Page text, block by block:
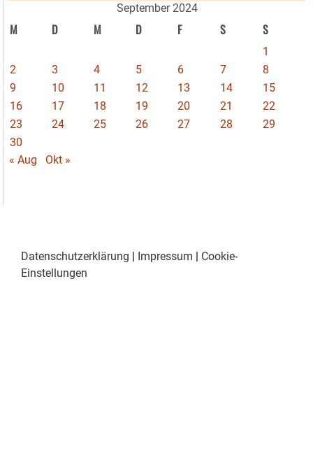
September 2024
M D M D F S S
1
2
3 4 5 6 7
8
9
10 11 12 13 14
15
16
17 18 19 20 21
22
23
24 25 26 27 28
29
30
« Aug
Okt »
Datenschutzerklärung | Impressum | Cookie-
Einstellungen